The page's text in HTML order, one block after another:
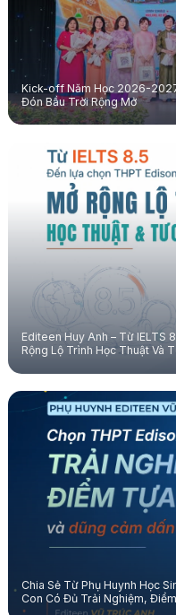
Kick-off Năm Học 2026-
Đón Bầu Trời Rộng Mở
Editeen Huy Anh – Từ IELTS
Rộng Lộ Trình Học Thuật Và
Chia Sẻ Từ Phụ Huynh Học
Con Có Đủ Trải Nghiệm,